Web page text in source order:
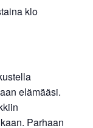
klo
elämääsi.
Parhaan